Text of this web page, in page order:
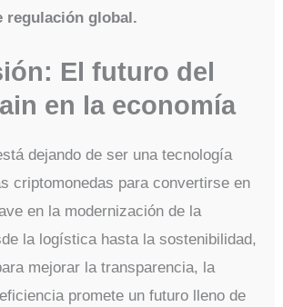
regulación global.
El futuro del
en la economía
dejando de ser una tecnología
criptomonedas para convertirse en
en la modernización de la
la logística hasta la sostenibilidad,
mejorar la transparencia, la
promete un futuro lleno de